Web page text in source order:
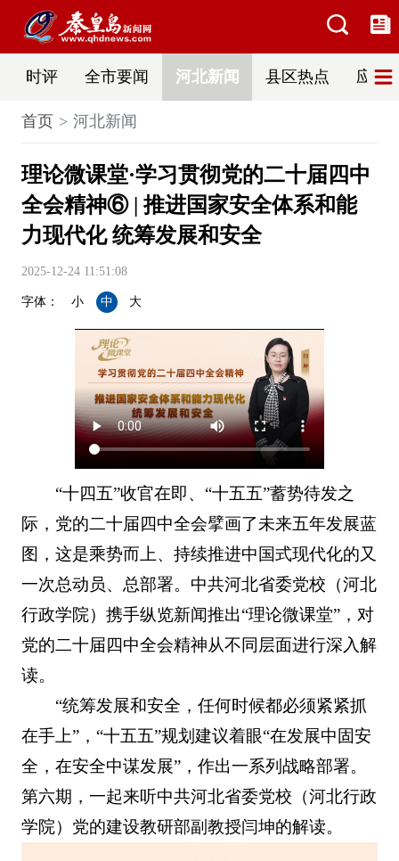
时评 全市要闻 河北新闻 县区热点 应急
首页 河北新闻
理论微课堂·学习贯彻党的二十届四中
全会精神⑥ | 推进国家安全体系和能
力现代化 统筹发展和安全
2025-12-24 11:51:08
字体： 小 中 大
“十四五”收官在即、“十五五”蓄势待发之
际，党的二十届四中全会擘画了未来五年发展蓝
图，这是乘势而上、持续推进中国式现代化的又
一次总动员、总部署。中共河北省委党校（河北
行政学院）携手纵览新闻推出“理论微课堂”，对
党的二十届四中全会精神从不同层面进行深入解
读。
“统筹发展和安全，任何时候都必须紧紧抓
在手上”，“十五五”规划建议着眼“在发展中固安
全，在安全中谋发展”，作出一系列战略部署。
第六期，一起来听中共河北省委党校（河北行政
学院）党的建设教研部副教授闫坤的解读。